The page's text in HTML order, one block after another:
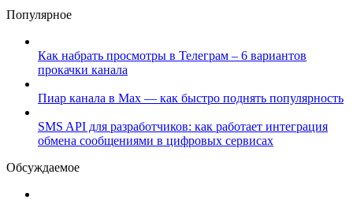
Популярное
Как набрать просмотры в Телеграм – 6 вариантов
прокачки канала
Пиар канала в Max — как быстро поднять популярность
SMS API для разработчиков: как работает интеграция
обмена сообщениями в цифровых сервисах
Обсуждаемое